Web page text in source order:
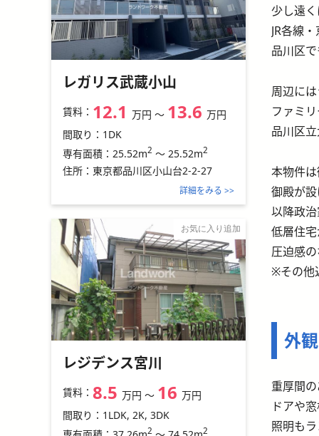
少し遠
JR各線
品川区
周辺に
ファミ
品川区
本物件
御殿が
以降政
低層住
圧迫感
※その他
外
重厚間
ドアや
照明も
レガリス武蔵小山
賃料： 12.1 万円 〜 13.6 万円
間取り： 1DK
専有面積： 25.52m2 ～ 25.52m2
住所： 東京都品川区小山台2-2-27
詳細をみる >>
お気に入り追加
レジデンス宮川
賃料： 8.5 万円 〜 16 万円
間取り： 1LDK, 2K, 3DK
2 2